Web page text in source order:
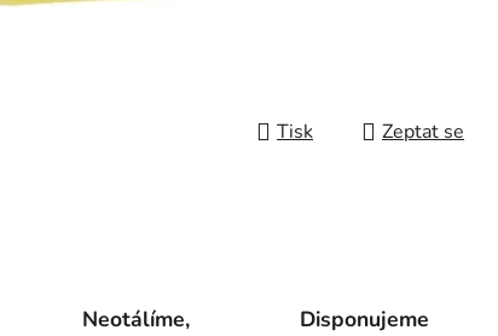
Tisk Zeptat se
Neotálíme,
Disponujeme